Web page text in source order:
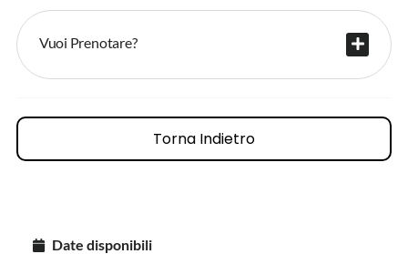
Vuoi Prenotare?
Torna Indietro
Date disponibili